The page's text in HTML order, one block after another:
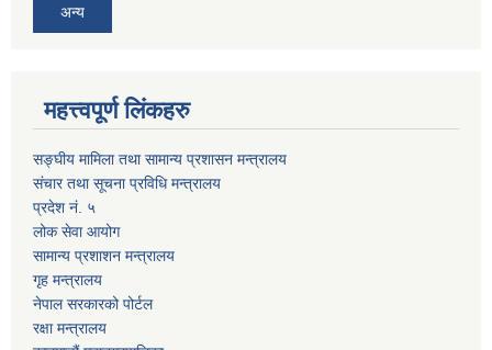
अन्य
महत्त्वपूर्ण लिंकहरु
सङ्घीय मामिला तथा सामान्य प्रशासन मन्त्रालय
संचार तथा सूचना प्रविधि मन्त्रालय
प्रदेश नं. ५
लोक सेवा आयोग
सामान्य प्रशाशन मन्त्रालय
गृह मन्त्रालय
नेपाल सरकारको पोर्टल
रक्षा मन्त्रालय